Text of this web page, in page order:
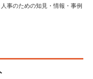
事のための知見・情報・事例